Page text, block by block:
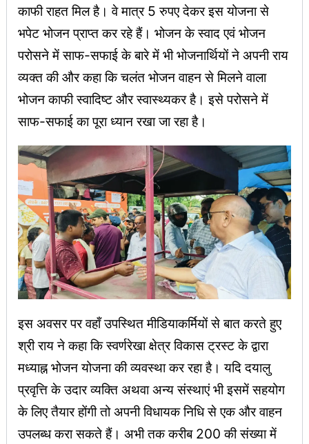
काफी राहत मिल है। वे मात्र 5 रुपए देकर इस योजना से
भपेट भोजन प्राप्त कर रहे हैं। भोजन के स्वाद एवं भोजन
परोसने में साफ-सफाई के बारे में भी भोजनार्थियों ने अपनी राय
व्यक्त की और कहा कि चलंत भोजन वाहन से मिलने वाला
भोजन काफी स्वादिष्ट और स्वास्थ्यकर है। इसे परोसने में
साफ-सफाई का पूरा ध्यान रखा जा रहा है।
इस अवसर पर वहाँ उपस्थित मीडियाकर्मियों से बात करते हुए
श्री राय ने कहा कि स्वर्णरेखा क्षेत्र विकास ट्रस्ट के द्वारा
मध्याह्न भोजन योजना की व्यवस्था कर रहा है। यदि दयालु
प्रवृत्ति के उदार व्यक्ति अथवा अन्य संस्थाएं भी इसमें सहयोग
के लिए तैयार होंगी तो अपनी विधायक निधि से एक और वाहन
उपलब्ध करा सकते हैं। अभी तक करीब 200 की संख्या में